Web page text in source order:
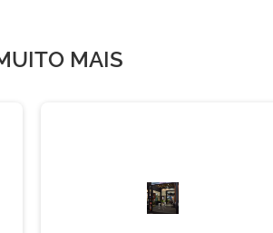
MAIS